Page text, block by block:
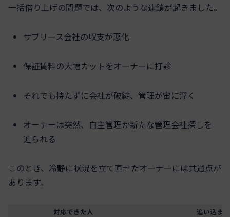
一括借り上げの問題では、次のような連鎖が起きました。
サブリース会社の収支が悪化
保証賃料の大幅カットをオーナーに打診
それでも持たずに会社が破綻、管理が宙に浮く
オーナーは突然、自主管理か新たな管理会社探しを
迫られる
このとき、冷静に状況を立て直せたオーナーには共通点が
あります。
対応できた人
追い込ま